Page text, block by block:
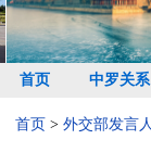
首页 中罗关系
首页 > 外交部发言